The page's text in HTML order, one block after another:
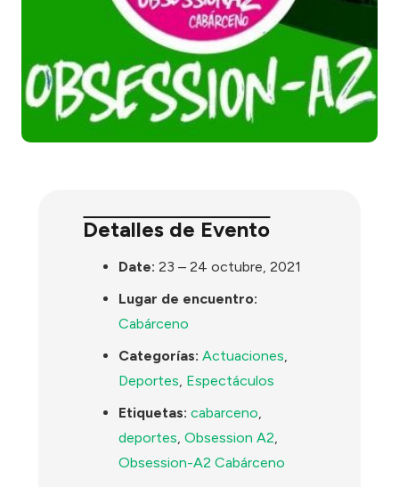
Detalles de Evento
Date: 23 –24 octubre, 2021
Lugar de encuentro:
Cabárceno
Categorías: Actuaciones,
Deportes, Espectáculos
Etiquetas: cabarceno,
deportes,Obsession A2,
Obsession-A2 Cabárceno